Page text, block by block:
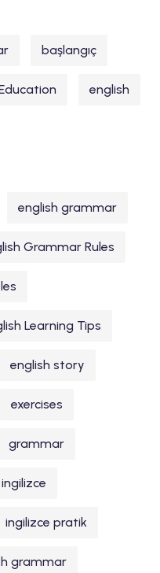
başlangıç
english
english grammar
Grammar Rules
Learning Tips
english story
exercises
grammar
ingilizce
ingilizce pratik
grammar